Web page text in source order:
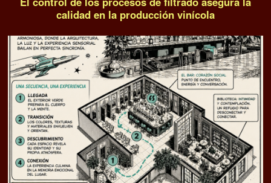
calidad en la producción vinícola